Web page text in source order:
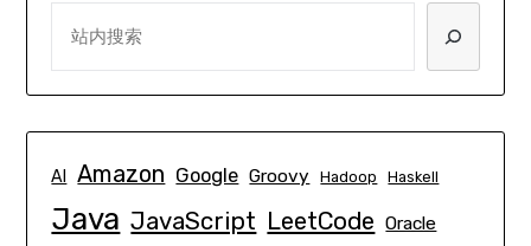
AI Amazon Google Groovy Hadoop Haskell
Java JavaScript LeetCode Oracle